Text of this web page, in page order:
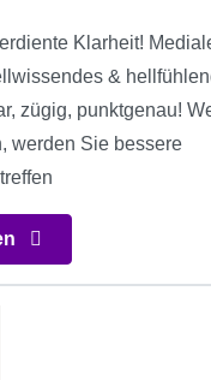
Klarheit!
&
zügig, punktgenau!
werden Sie bessere